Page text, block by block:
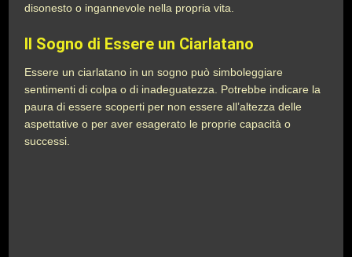
disonesto o ingannevole nella propria vita.
Il Sogno di Essere un Ciarlatano
Essere un ciarlatano in un sogno può simboleggiare
sentimenti di colpa o di inadeguatezza. Potrebbe indicare la
paura di essere scoperti per non essere all’altezza delle
aspettative o per aver esagerato le proprie capacità o
successi.